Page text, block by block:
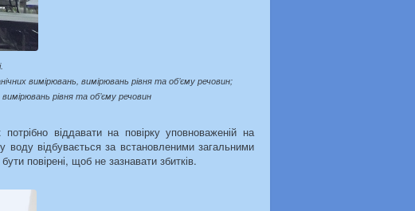
вимірювань, вимірювань рівня та об’єму речовин;
рівня та об’єму речовин
віддавати на повірку уповноваженій на
воду відбувається за встановленими загальними
повірені, щоб не зазнавати збитків.